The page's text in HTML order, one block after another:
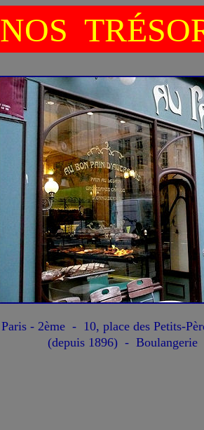
NOS
Paris - 2ème - 10, place des Petits-
(depuis 1896) - Boulangerie